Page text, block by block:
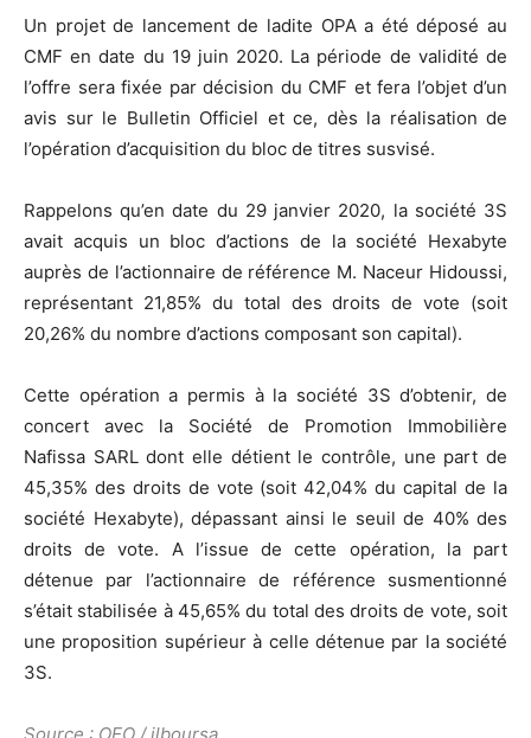
Un projet de lancement de ladite OPA a été déposé au
CMF en date du 19 juin 2020. La période de validité de
l’offre sera fixée par décision du CMF et fera l’objet d’un
avis sur le Bulletin Officiel et ce, dès la réalisation de
l’opération d’acquisition du bloc de titres susvisé.
Rappelons qu’en date du 29 janvier 2020, la société 3S
avait acquis un bloc d’actions de la société Hexabyte
auprès de l’actionnaire de référence M. Naceur Hidoussi,
représentant 21,85% du total des droits de vote (soit
20,26% du nombre d’actions composant son capital).
Cette opération a permis à la société 3S d’obtenir, de
concert avec la Société de Promotion Immobilière
Nafissa SARL dont elle détient le contrôle, une part de
45,35% des droits de vote (soit 42,04% du capital de la
société Hexabyte), dépassant ainsi le seuil de 40% des
droits de vote. A l’issue de cette opération, la part
détenue par l’actionnaire de référence susmentionné
s’était stabilisée à 45,65% du total des droits de vote, soit
une proposition supérieur à celle détenue par la société
3S.
Source : OEO / ilboursa